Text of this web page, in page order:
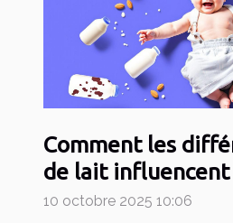
Comment les
de lait influencent
votre bébé ?
10 octobre 2025 10:06